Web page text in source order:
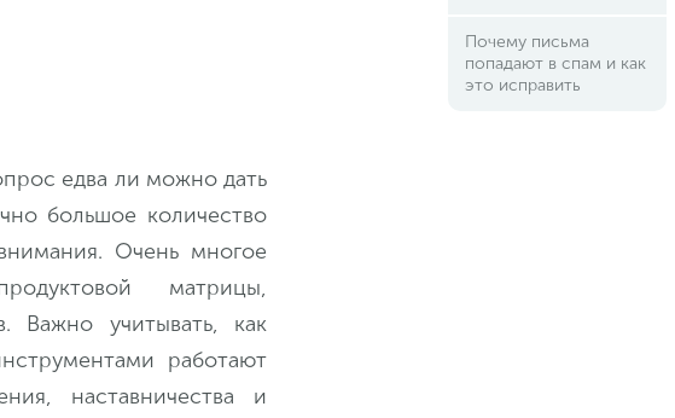
едва ли можно дать
большое количество
Очень многое
матрицы,
Важно учитывать, как
работают
наставничества и
Почему письма
попадают в спам и как
это исправить